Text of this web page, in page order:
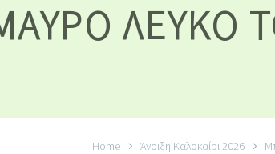
ΛΕΥΚΌ
Home Άνοιξη Καλοκαίρι 2026